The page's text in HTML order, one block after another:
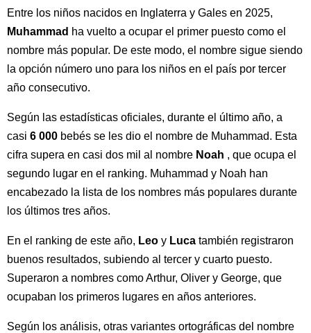
Entre los niños nacidos en Inglaterra y Gales en 2025,
Muhammad ha vuelto a ocupar el primer puesto como el
nombre más popular. De este modo, el nombre sigue siendo
la opción número uno para los niños en el país por tercer
año consecutivo.
Según las estadísticas oficiales, durante el último año, a
casi 6 000 bebés se les dio el nombre de Muhammad. Esta
cifra supera en casi dos mil al nombre Noah , que ocupa el
segundo lugar en el ranking. Muhammad y Noah han
encabezado la lista de los nombres más populares durante
los últimos tres años.
En el ranking de este año, Leo y Luca también registraron
buenos resultados, subiendo al tercer y cuarto puesto.
Superaron a nombres como Arthur, Oliver y George, que
ocupaban los primeros lugares en años anteriores.
Según los análisis, otras variantes ortográficas del nombre